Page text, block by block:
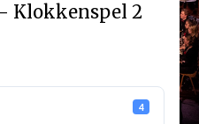
Klokkenspel 2
4